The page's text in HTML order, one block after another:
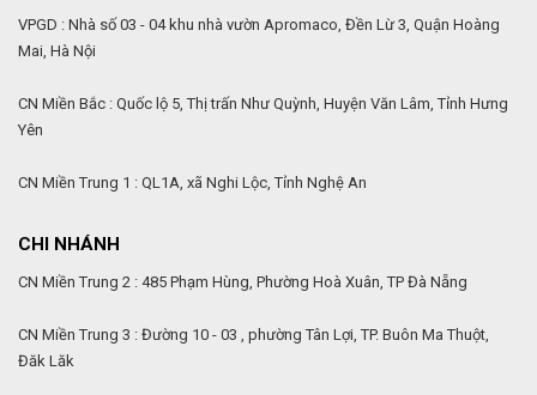
VPGD : Nhà số 03 - 04 khu nhà vườn Apromaco, Đền Lừ 3, Quận Hoàng
Mai, Hà Nội
CN Miền Bắc : Quốc lộ 5, Thị trấn Như Quỳnh, Huyện Văn Lâm, Tỉnh Hưng
Yên
CN Miền Trung 1 : QL1A, xã Nghi Lộc, Tỉnh Nghệ An
CHI NHÁNH
CN Miền Trung 2 : 485 Phạm Hùng, Phường Hoà Xuân, TP Đà Nẵng
CN Miền Trung 3 : Đường 10 - 03 , phường Tân Lợi, TP. Buôn Ma Thuột,
Đăk Lăk